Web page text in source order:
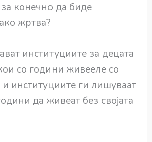
конечно да биде
жртва?
институциите за децата
со години живееле со
и институциите ги лишуваат
да живеат без својата